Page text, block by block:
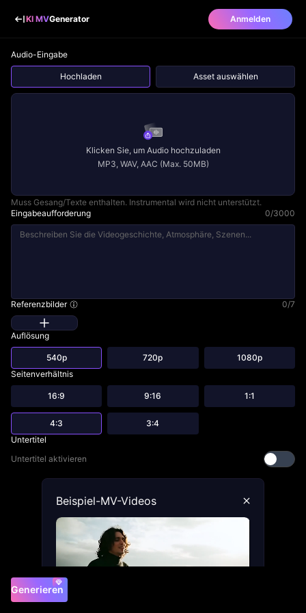
KI MVGenerator Anmelden
Audio-Eingabe
Hochladen Asset auswählen
Klicken Sie, um Audio hochzuladen
MP3, WAV, AAC (Max. 50MB)
Muss Gesang/Texte enthalten. Instrumental wird nicht unterstützt.
Eingabeaufforderung
0/3000
Referenzbilder 0/7
Auflösung
540p 720p
1080p
Seitenverhältnis
16:9 9:16 1:1
4:3
3:4
Untertitel
Untertitel aktivieren
Generieren
Beispiel-MV-Videos